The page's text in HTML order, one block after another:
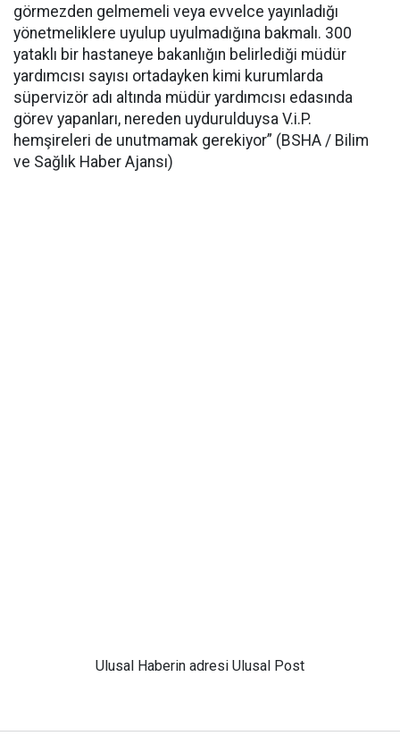
görmezden gelmemeli veya evvelce yayınladığı
yönetmeliklere uyulup uyulmadığına bakmalı. 300
yataklı bir hastaneye bakanlığın belirlediği müdür
yardımcısı sayısı ortadayken kimi kurumlarda
süpervizör adı altında müdür yardımcısı edasında
görev yapanları, nereden uydurulduysa V.i.P.
hemşireleri de unutmamak gerekiyor” (BSHA / Bilim
ve Sağlık Haber Ajansı)
Ulusal Haberin adresi Ulusal Post